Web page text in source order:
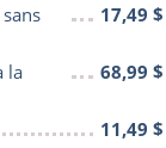
17,49 $
la
68,99 $
11,49 $